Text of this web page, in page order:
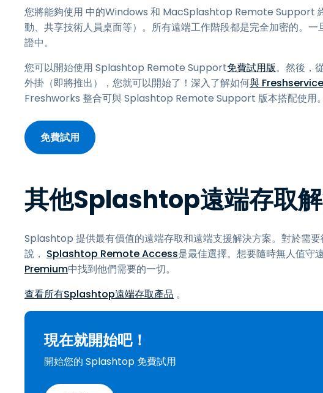
您將能夠使用 中的Windows 和 MacSplashtop Remote Support
動、共享技術人員桌面等）。所有遠端工作階段都是完全加密的。
證中。
您可以開始使用 Splashtop Remote Support免費試用版。然後，
外掛（即將推出），您就可以開始了！深入了解如何與
Freshworks 整合可與 Splashtop Remote Support 版本搭配使用。
免費試用
其他Splashtop遠端存取
Splashtop 提供最有價值的遠端存取和遠端支援解決方案。對於需
說， Splashtop Remote Access是最佳選擇。想要隨時無人值守
Premium中找到他們需要的一切。
查看所有Splashtop遠端存取產品 。
現在就開始吧！
開始您的 Splashtop 免費試用